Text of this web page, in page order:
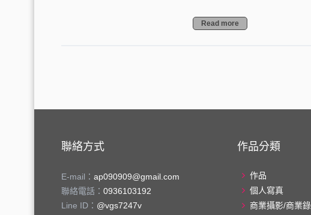
Read more
聯絡方式
E-mail： ap090909@gmail.com
聯絡電話： 0936103192
Line ID： @vgs7247v
作品分類
作品
個人寫真
商業攝影/商業